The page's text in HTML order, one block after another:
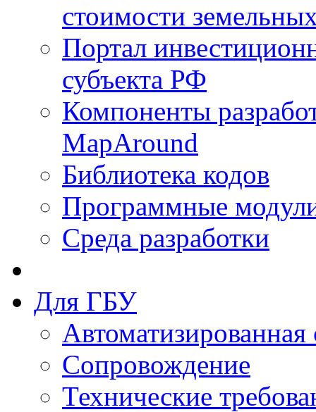
стоимости
Портал
субъекта РФ
Компоненты
MapAround
Библиотека кодов
Программные
Среда разработки
Для ГБУ
Сопровождение
Технические